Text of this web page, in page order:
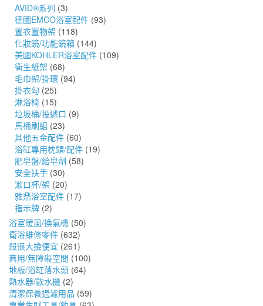
AVID®系列 (3)
德國EMCO浴室配件 (93)
置衣置物架 (118)
化妝鏡/功能鏡箱 (144)
美國KOHLER浴室配件 (109)
衛生紙架 (68)
毛巾架/掛環 (94)
掛衣勾 (25)
淋浴椅 (15)
垃圾桶/投遞口 (9)
馬桶刷組 (23)
其他五金配件 (60)
浴缸專用枕頭/配件 (19)
肥皂盤/給皂劑 (58)
安全扶手 (30)
漱口杯/架 (20)
雅鼎浴室配件 (17)
指示牌 (2)
浴室暖風/換氣機 (50)
衛浴維修零件 (632)
殺很大撿便宜 (261)
商用/無障礙空間 (100)
地板/浴缸落水頭 (64)
熱水器/飲水機 (2)
清潔保養過濾用品 (59)